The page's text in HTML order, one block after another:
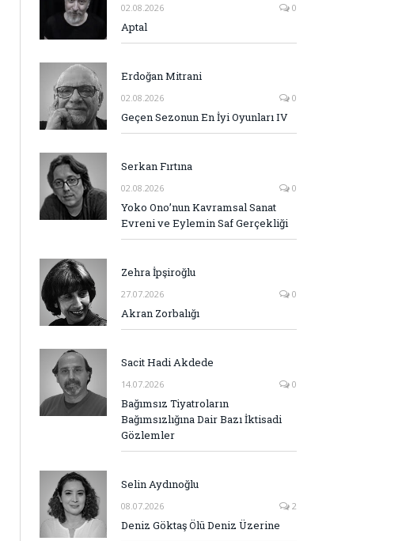
02.08.2026 0
Aptal
Erdoğan Mitrani
02.08.2026 0
Geçen Sezonun En İyi Oyunları IV
Serkan Fırtına
02.08.2026 0
Yoko Ono’nun Kavramsal Sanat
Evreni ve Eylemin Saf Gerçekliği
Zehra İpşiroğlu
27.07.2026 0
Akran Zorbalığı
Sacit Hadi Akdede
14.07.2026 0
Bağımsız Tiyatroların
Bağımsızlığına Dair Bazı İktisadi
Gözlemler
Selin Aydınoğlu
08.07.2026 2
Deniz Göktaş Ölü Deniz Üzerine